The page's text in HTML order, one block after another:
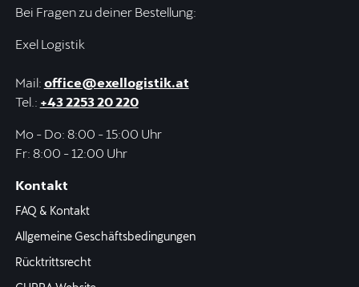
Bei Fragen zu deiner Bestellung:
Exel Logistik
Mail: office@exellogistik.at
Tel.: +43 2253 20 220
Mo - Do: 8:00 - 15:00 Uhr
Fr: 8:00 - 12:00 Uhr
Kontakt
FAQ & Kontakt
Allgemeine Geschäftsbedingungen
Rücktrittsrecht